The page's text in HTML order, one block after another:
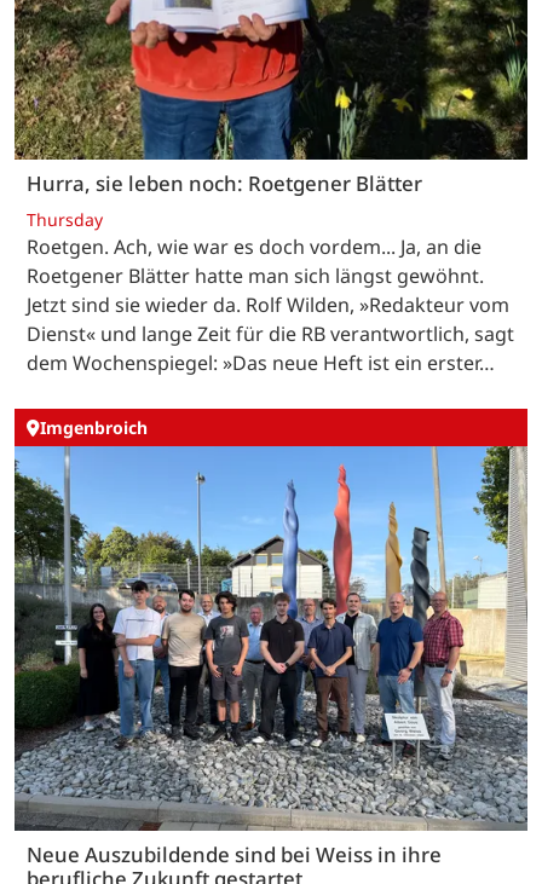
Hurra, sie leben noch: Roetgener Blätter
Thursday
Roetgen. Ach, wie war es doch vordem... Ja, an die
Roetgener Blätter hatte man sich längst gewöhnt.
Jetzt sind sie wieder da. Rolf Wilden, »Redakteur vom
Dienst« und lange Zeit für die RB verantwortlich, sagt
dem Wochenspiegel: »Das neue Heft ist ein erster…
Imgenbroich
Neue Auszubildende sind bei Weiss in ihre